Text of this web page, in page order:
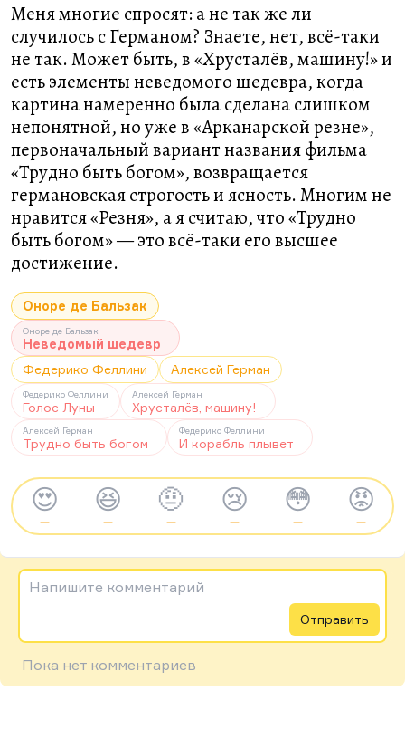
Меня многие спросят: а не так же ли
случилось с Германом? Знаете, нет, всё-таки
не так. Может быть, в «Хрусталёв, машину!» и
есть элементы неведомого шедевра, когда
картина намеренно была сделана слишком
непонятной, но уже в «Арканарской резне»,
первоначальный вариант названия фильма
«Трудно быть богом», возвращается
германовская строгость и ясность. Многим не
нравится «Резня», а я считаю, что «Трудно
быть богом» — это всё-таки его высшее
достижение.
Оноре де Бальзак
Оноре де Бальзак
Неведомый шедевр
Федерико Феллини
Алексей Герман
Федерико Феллини
Голос Луны
Алексей Герман
Хрусталёв, машину!
Алексей Герман
Трудно быть богом
Федерико Феллини
И корабль плывет
😍
—
😆
—
🤨
—
😢
—
😳
—
😡
—
Напишите комментарий
Отправить
Пока нет комментариев